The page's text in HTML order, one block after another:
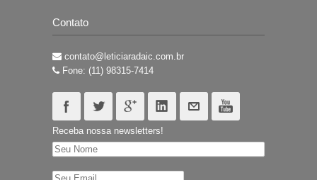
Contato
contato@leticiaradaic.com.br
Fone: (11) 98315-7414
Receba nossa newsletters!